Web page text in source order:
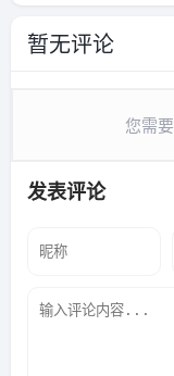
暂无评论
您需要
发表评论